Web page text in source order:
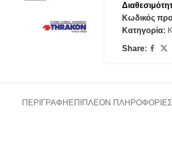
Κωδικός
Κατηγορία:
Share:
ΠΕΡΙΓΡΑΦΉ ΕΠΙΠΛΈΟΝ ΠΛΗΡΟΦΟΡΊΕΣ